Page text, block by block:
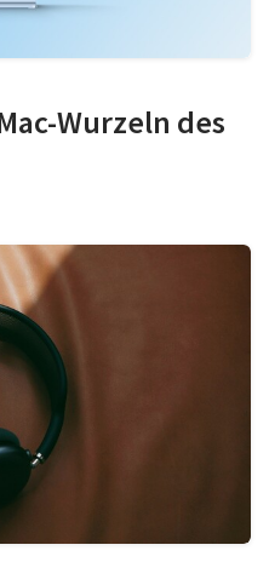
Wurzeln des